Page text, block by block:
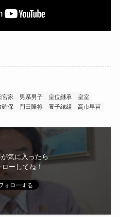
宮家 男系男子 皇位継承
皇室
確保 門田隆将 養子縁組 高市早苗
気に入ったら
ローしてね！